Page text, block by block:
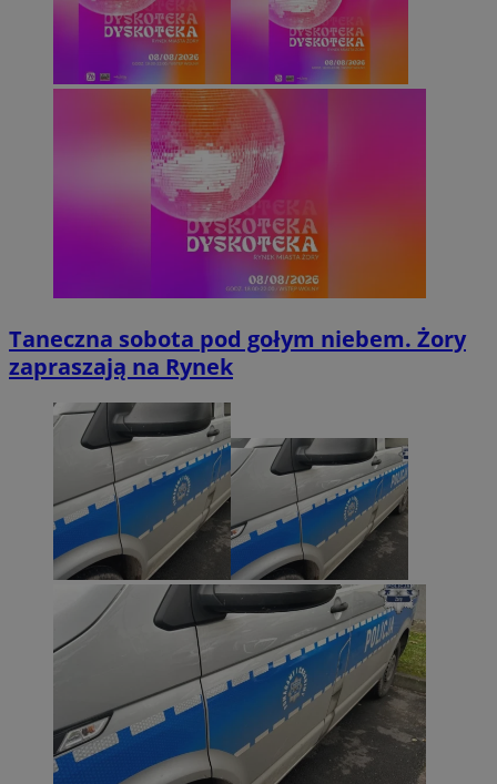
Taneczna sobota pod gołym niebem. Żory
zapraszają na Rynek